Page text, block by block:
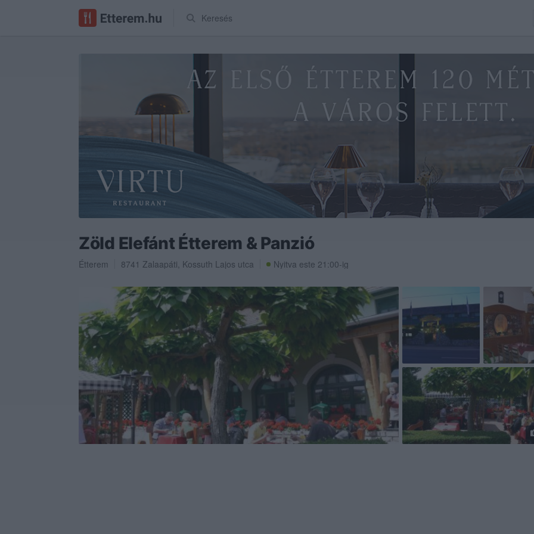
Keresés
Zöld Elefánt Étterem & Panzió
Étterem 8741 Zalaapáti, Kossuth Lajos utca Nyitva este 21:00-ig